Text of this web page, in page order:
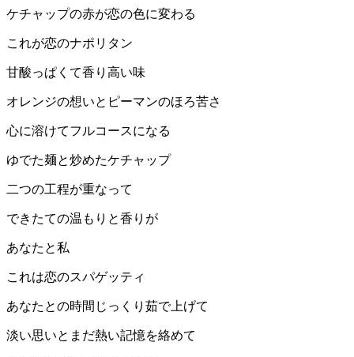
ケチャップの赤が恋の色に変わる
これが恋のナポリタン
甘酸っぱくて香り高い味
オレンジの想いとピーマンのほろ苦さ
心に溶けてフルコースになる
ゆでた麺と炒めたケチャップ
二つの工程が重なって
できたての温もりと香りが
あなたと私
これは恋のスパゲッティ
あなたとの時間じっくり茹で上げて
淡い思いとまだ熱い記憶を絡めて